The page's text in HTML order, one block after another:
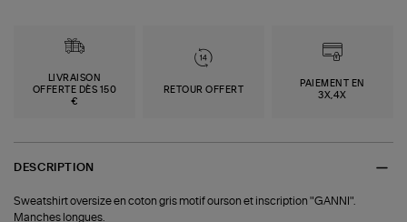
LIVRAISON
OFFERTE DÈS 150
€
RETOUR OFFERT
PAIEMENT EN
3X,4X
DESCRIPTION
Sweatshirt oversize en coton gris motif ourson et inscription "GANNI".
Manches longues.